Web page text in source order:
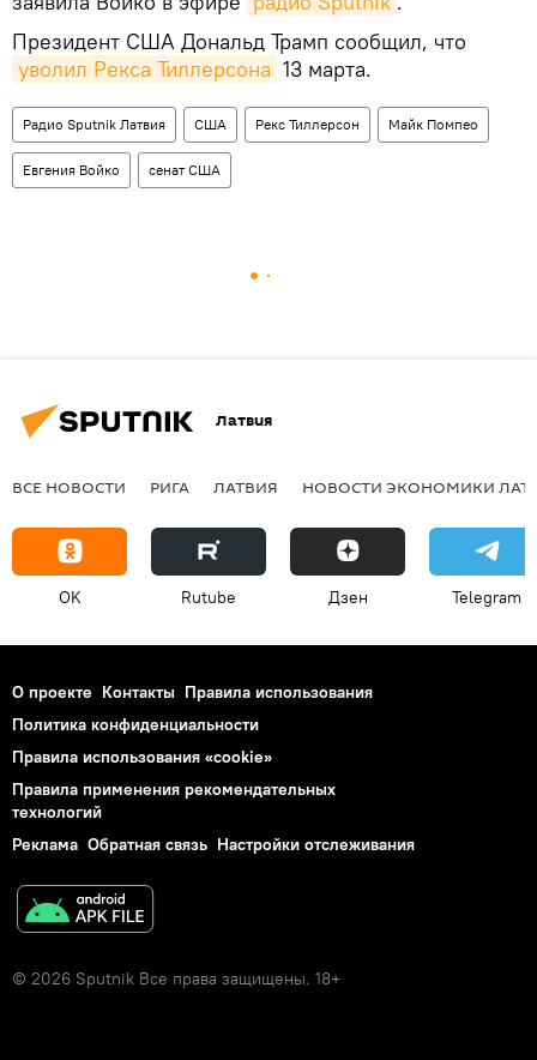
Президент США Дональд Трамп сообщил, что
уволил Рекса Тиллерсона 13 марта.
Радио Sputnik Латвия США Рекс Тиллерсон Майк Помпео
Евгения Войко сенат США
Латвия
ВСЕ НОВОСТИ РИГА ЛАТВИЯ НОВОСТИ ЭКОНОМИКИ
OK Rutube Дзен Telegram
О проекте Контакты Правила использования
Политика конфиденциальности
Правила использования «cookie»
Правила применения рекомендательных
технологий
Реклама Обратная связь Настройки отслеживания
© 2026 Sputnik Все права защищены. 18+